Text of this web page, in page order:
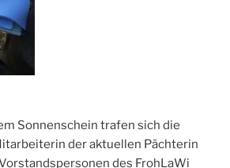
Sonnenschein trafen sich die
der aktuellen Pächterin
des FrohLaWi